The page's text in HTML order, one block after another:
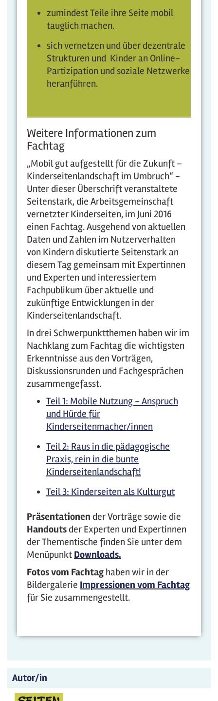
zumindest Teile ihre Seite mobil
tauglich machen.
sich vernetzen und über dezentrale
Strukturen und Kinder an Online-
Partizipation und soziale Netzwerke
heranführen.
Weitere Informationen zum
Fachtag
„Mobil gut aufgestellt für die Zukunft –
Kinderseitenlandschaft im Umbruch“ -
Unter dieser Überschrift veranstaltete
Seitenstark, die Arbeitsgemeinschaft
vernetzter Kinderseiten, im Juni 2016
einen Fachtag. Ausgehend von aktuellen
Daten und Zahlen im Nutzerverhalten
von Kindern diskutierte Seitenstark an
diesem Tag gemeinsam mit Expertinnen
und Experten und interessiertem
Fachpublikum über aktuelle und
zukünftige Entwicklungen in der
Kinderseitenlandschaft.
In drei Schwerpunktthemen haben wir im
Nachklang zum Fachtag die wichtigsten
Erkenntnisse aus den Vorträgen,
Diskussionsrunden und Fachgesprächen
zusammengefasst.
Teil 1: Mobile Nutzung - Anspruch
und Hürde für
Kinderseitenmacher/innen
Teil 2: Raus in die pädagogische
Praxis, rein in die bunte
Kinderseitenlandschaft!
Teil 3: Kinderseiten als Kulturgut
Präsentationen der Vorträge sowie die
Handouts der Experten und Expertinnen
der Thementische finden Sie unter dem
Menüpunkt Downloads.
Fotos vom Fachtag haben wir in der
Bildergalerie Impressionen vom Fachtag
für Sie zusammengestellt.
Autor/in